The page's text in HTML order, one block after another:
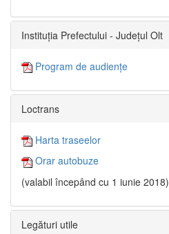
Instituția Prefectului - Județul Olt
Program de audiențe
Loctrans
Harta traseelor
Orar autobuze
(valabil începând cu 1 iunie 2018)
Legături utile